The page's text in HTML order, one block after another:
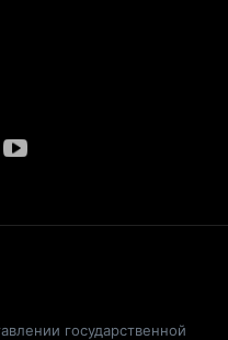
государственной